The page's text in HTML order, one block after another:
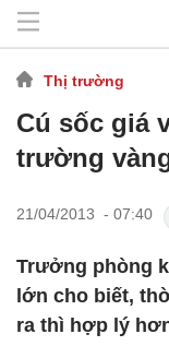
Thị trường
Cú sốc giá
trường
21/04/2013 - 07:40
Trưởng phòng
lớn cho biết,
ra thì hợp lý